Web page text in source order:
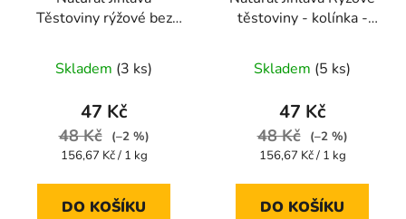
Těstoviny rýžové bez
hodnocení
produktu
je
5,0
5
Skladem (3 ks)
47 Kč
48 Kč
(–2 %)
Měrná
156,67 Kč / 1 kg
DO KOŠÍKU
těstoviny - kolínka -
hodnocení
produktu
je
5,0
5
Skladem (5 ks)
47 Kč
48 Kč
(–2 %)
Měrná
156,67 Kč / 1 kg
DO KOŠÍKU